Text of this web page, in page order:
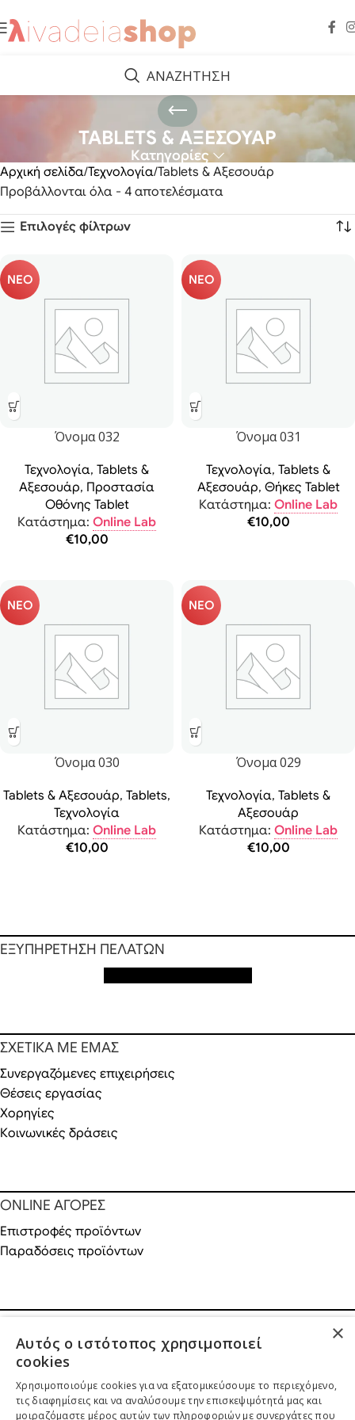
ΑΝΑΖΗΤΗΣΗ
TABLETS & ΑΞΕΣΟΥΑΡ
Κατηγορίες
Αρχική σελίδα Τεχνολογία Tablets & Αξεσουάρ
Προβάλλονται όλα - 4 αποτελέσματα
Επιλογές φίλτρων
ΝΕΟ
Όνομα 032
Τεχνολογία, Tablets &
Αξεσουάρ, Προστασία
Οθόνης Tablet
Κατάστημα: Online Lab
€10,00
ΝΕΟ
Όνομα 031
Τεχνολογία, Tablets &
Αξεσουάρ, Θήκες Tablet
Κατάστημα: Online Lab
€10,00
ΝΕΟ
Όνομα 030
Tablets & Αξεσουάρ, Tablets,
Τεχνολογία
Κατάστημα: Online Lab
€10,00
ΝΕΟ
Όνομα 029
Τεχνολογία, Tablets &
Αξεσουάρ
Κατάστημα: Online Lab
€10,00
ΕΞΥΠΗΡΕΤΗΣΗ ΠΕΛΑΤΩΝ
ΣΧΕΤΙΚΑ ΜΕ ΕΜΑΣ
Συνεργαζόμενες επιχειρήσεις
Θέσεις εργασίας
Χορηγίες
Κοινωνικές δράσεις
ONLINE ΑΓΟΡΕΣ
Επιστροφές προϊόντων
Παραδόσεις προϊόντων
ΝΟΜΙΚΕΣ ΠΛΗΡΟΦΟΡΙΕΣ
Πολιτική απορρήτου
Όροι & Προϋποθέσεις
Πνευματικά Δικαιώματαλivadeia shop.
Ιδιοκτησία, δημιουργία, branding, τεχνική & εμπορική διαχείριση
×
Αυτός ο ιστότοπος χρησιμοποιεί
cookies
Χρησιμοποιούμε cookies για να εξατομικεύσουμε το περιεχόμενο,
τις διαφημίσεις και να αναλύσουμε την επισκεψιμότητά μας και
μοιραζόμαστε μέρος αυτών των πληροφοριών με συνεργάτες που